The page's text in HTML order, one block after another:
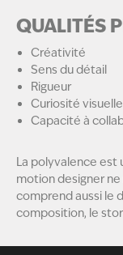
QUALITÉS
Créativité
Sens du détail
Rigueur
Curiosité visuelle
Capacité à
La polyvalence est
motion designer ne
comprend aussi le
composition, le